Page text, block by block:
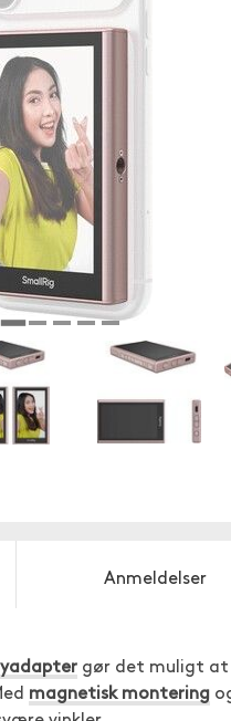
Anmeldelser
gør det muligt at
magnetisk montering